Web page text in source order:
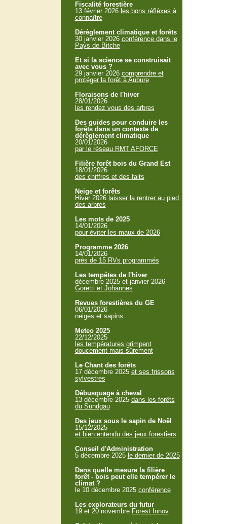
Fiscalité forestière
13 février 2026 les bons réflèxes à
connaître
Dérèglement climatique et forêts
30 janvier 2026 conférence dans le
Pays de Bitche
Et si la science se construisait
avec vous ?
29 janvier 2026 comprendre et
protéger la forêt à Aubure
Floraisons de l'hiver
28/01/2026
les rendez vous des arbres
Des guides pour conduire les
forêts dans un contexte de
dérèglement climatique
20/01/2026
par le réseau RMT AFORCE
Filière forêt bois du Grand Est
18/01/2026
des chiffres et des faits
Neige et forêts
Hiver 2026 laisser la rentrer au pied
des arbres
Les mots de 2025
14/01/2026
pour éviter les maux de 2026
Programme 2026
14/01/2026
près de 15 RVs programmés
Les tempêtes de l'hiver
décembre 2025 et janvier 2026
Goretti et Johannes
Revues forestières du GE
06/01/2026
neiges et sapins
Meteo 2025
22/12/2025
les températures grimpent
doucement mais sûrement
Le Chant des forêts
17 décembre 2025 et ses frissons
sylvestres
Débusquage à cheval
13 décembre 2025 dans les forêts
du Sundgau
Des jeux sous le sapin de Noël
15/12/2025
et bien entendu des jeux forestiers
Conseil d'Administration
5 décembre 2025 le dernier de 2025
Dans quelle mesure la filière
forêt - bois peut elle tempérer le
climat ?
le 10 décembre 2025 conférence
Les explorateurs du futur
19 et 20 novembre Forest Innov